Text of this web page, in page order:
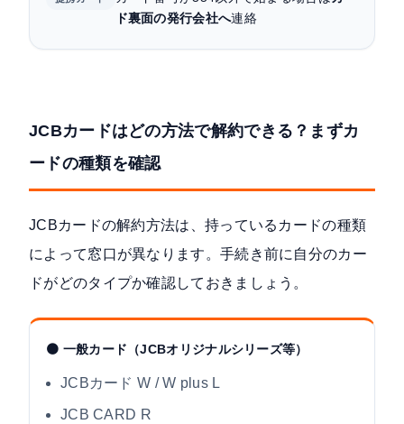
ド裏面の発行会社へ連絡
JCBカードはどの方法で解約できる？まずカ
ードの種類を確認
JCBカードの解約方法は、持っているカードの種類
によって窓口が異なります。手続き前に自分のカー
ドがどのタイプか確認しておきましょう。
🟠 一般カード（JCBオリジナルシリーズ等）
JCBカード W / W plus L
JCB CARD R